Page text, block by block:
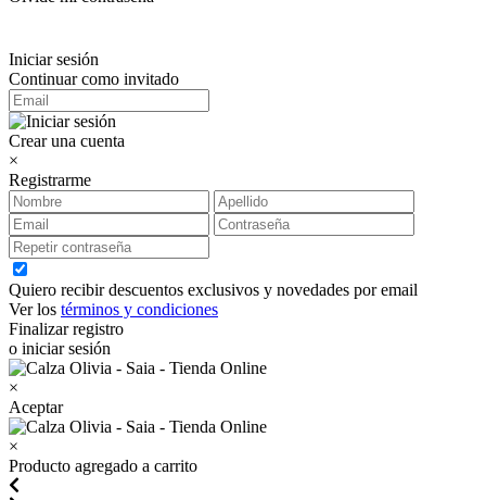
Iniciar sesión
Continuar como invitado
Crear una cuenta
×
Registrarme
Quiero recibir descuentos exclusivos y novedades por email
Ver los términos y condiciones
Finalizar registro
o iniciar sesión
×
Aceptar
×
Producto agregado a carrito